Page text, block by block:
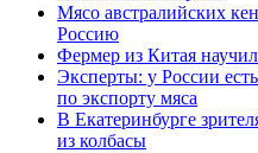
Мясо австралийских
Россию
Фермер из Китая
Эксперты: у России
по экспорту мяса
В Екатеринбурге
из колбасы